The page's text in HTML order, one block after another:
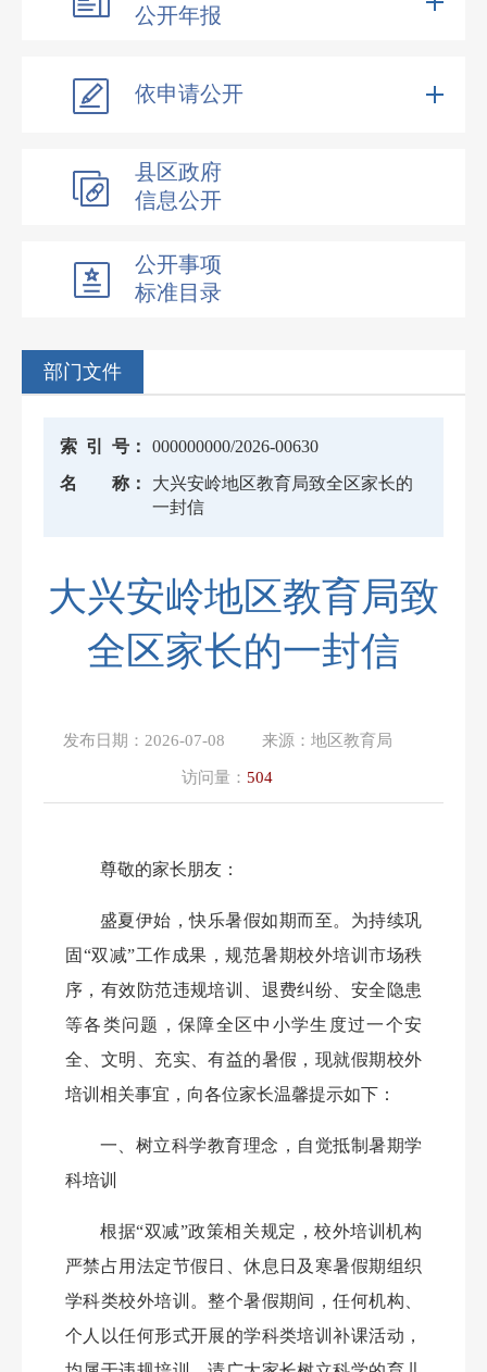
公开年报
依申请公开
县区政府
信息公开
公开事项
标准目录
部门文件
索 引 号：
000000000/2026-00630
名
称：
大兴安岭地区教育局致全区家长的
一封信
大兴安岭地区教育局致
全区家长的一封信
发布日期： 2026-07-08 来源： 地区教育局
访问量： 504
尊敬的家长朋友：
盛夏伊始，快乐暑假如期而至。为持续巩
固 “双减”工作成果，规范暑期校外培训市场秩
序，有效防范违规培训、退费纠纷、安全隐患
等各类问题，保障全区中小学生度过一个安
全、文明、充实、有益的暑假，现就假期校外
培训相关事宜，向各位家长温馨提示如下：
一、树立科学教育理念，自觉抵制暑期学
科培训
根据“双减”政策相关规定，校外培训机构
严禁占用法定节假日、休息日及寒暑假期组织
学科类校外培训。整个暑假期间，任何机构、
个人以任何形式开展的学科类培训补课活动，